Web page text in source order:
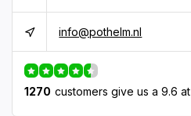
info@pothelm.nl
1270 customers give us a 9.6 at